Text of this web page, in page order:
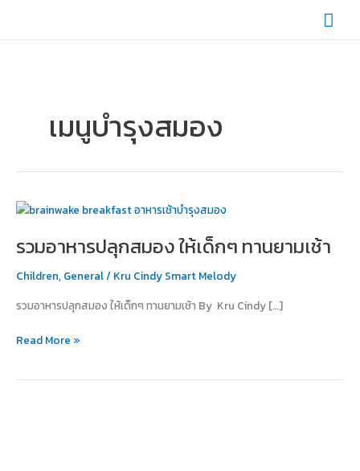
content
เมนูบำรุงสมอง
รวมอาหารปลุกสมอง ให้เด็กๆ ทานยามเช้า
Children, General/ Kru Cindy Smart Melody
รวมอาหารปลุกสมอง ให้เด็กๆ ทานยามเช้า By Kru Cindy […]
รวม
ปลุก
ให้
ทาน
เช้า
Read More »